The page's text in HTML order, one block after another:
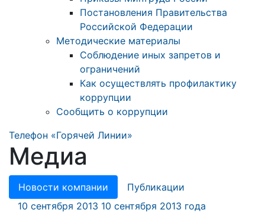
Постановления Правительства
Российской Федерации
Методические материалы
Соблюдение иных запретов и
ограничений
Как осуществлять профилактику
коррупции
Сообщить о коррупции
Телефон «Горячей Линии»
Медиа
Новости компании
Публикации
10 сентября 2013 10 сентября 2013 года